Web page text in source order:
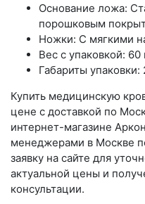
Основание ложа:
порошковым
Ножки: С мягкими
Вес с упаковкой: 60
Габариты
Купить медицинскую
цене с доставкой по
интернет-магазине
менеджерами в Москве
заявку на сайте для
актуальной цены и
консультации.